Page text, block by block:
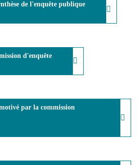
de l'enquête publique
d'enquête
par la commission